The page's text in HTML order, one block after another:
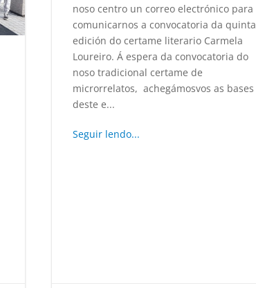
noso centro un correo electrónico para
comunicarnos a convocatoria da quinta
edición do certame literario Carmela
Loureiro. Á espera da convocatoria do
noso tradicional certame de
microrrelatos, achegámosvos as bases
deste e...
Seguir lendo...